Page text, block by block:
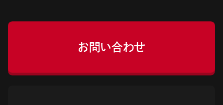
お問い合わせ